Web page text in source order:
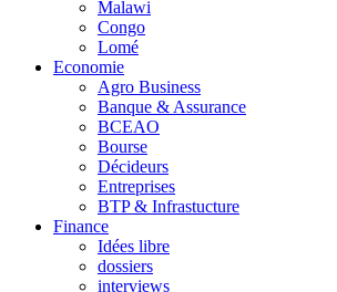
Malawi
Congo
Lomé
Economie
Agro Business
Banque & Assurance
BCEAO
Bourse
Décideurs
Entreprises
BTP & Infrastucture
Finance
Idées libre
dossiers
interviews